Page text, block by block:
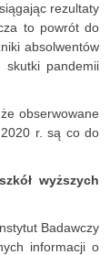
rezultaty
to powrót do
absolwentów
skutki pandemii
obserwowane
r. są co do
wyższych
Badawczy
informacji o